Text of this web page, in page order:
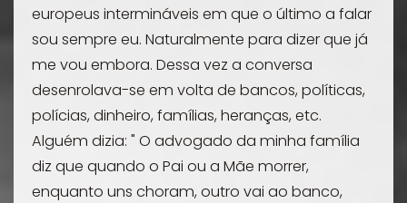
europeus intermináveis em que o último a falar
sou sempre eu. Naturalmente para dizer que já
me vou embora. Dessa vez a conversa
desenrolava-se em volta de bancos, políticas,
polícias, dinheiro, famílias, heranças, etc.
Alguém dizia: " O advogado da minha família
diz que quando o Pai ou a Mãe morrer,
enquanto uns choram, outro vai ao banco,